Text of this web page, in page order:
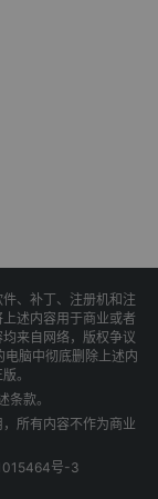
、补丁、注册机和注
述内容用于商业或者
来自网络，版权争议
脑中彻底删除上述内
。
款。
所有内容不作为商业
号-3